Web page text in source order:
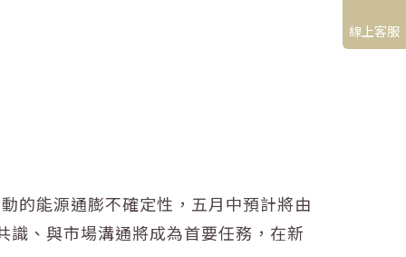
的能源通膨不確定性，五月中預計將由
、與市場溝通將成為首要任務，在新
線上客服